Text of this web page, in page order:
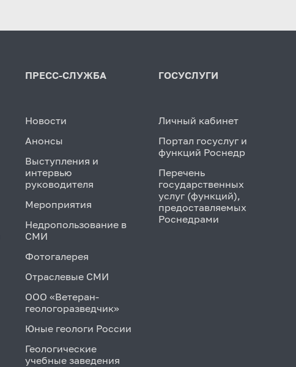
ПРЕСС-СЛУЖБА
Новости
Анонсы
Выступления и
интервью
руководителя
Мероприятия
Недропользование в
СМИ
Фотогалерея
Отраслевые СМИ
ООО «Ветеран-
геологоразведчик»
Юные геологи России
Геологические
учебные заведения
ГОСУСЛУГИ
Личный кабинет
Портал госуслуг и
функций Роснедр
Перечень
государственных
услуг (функций),
предоставляемых
Роснедрами